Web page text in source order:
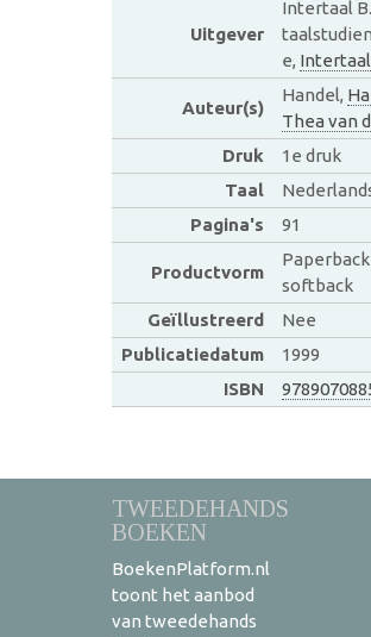
Uitgever
Intertaal
e, Intertaal
Auteur(s)
Handel,
Thea van
Druk
1e druk
Taal
Pagina's
91
Productvorm
softback
Geïllustreerd
Nee
Publicatiedatum
1999
ISBN
TWEEDEHANDS
BOEKEN
BoekenPlatform.nl
toont het aanbod
van tweedehands